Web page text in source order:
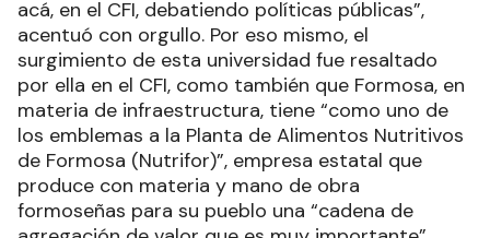
acá, en el CFI, debatiendo políticas públicas”,
acentuó con orgullo. Por eso mismo, el
surgimiento de esta universidad fue resaltado
por ella en el CFI, como también que Formosa, en
materia de infraestructura, tiene “como uno de
los emblemas a la Planta de Alimentos Nutritivos
de Formosa (Nutrifor)”, empresa estatal que
produce con materia y mano de obra
formoseñas para su pueblo una “cadena de